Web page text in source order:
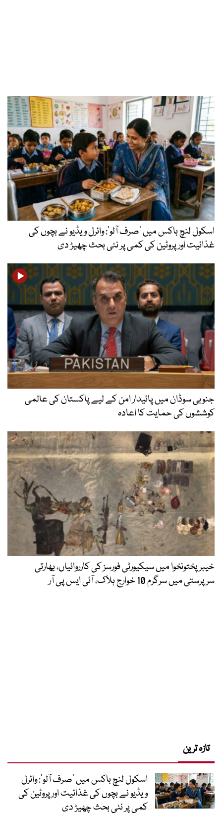
اسکول لنچ باکس میں ‘صرف آلو’: وائرل ویڈیو نے بچوں کی
غذائیت اور پروٹین کی کمی پر نئی بحث چھیڑ دی
جنوبی سوڈان میں پائیدار امن کے لیے پاکستان کی عالمی
کوششوں کی حمایت کا اعادہ
خیبرپختونخوا میں سیکیورٹی فورسز کی کارروائیاں، بھارتی
سرپرستی میں سرگرم 10 خوارج ہلاک، آئی ایس پی آر
تازہ ترین
اسکول لنچ باکس میں ‘صرف آلو’: وائرل
ویڈیو نے بچوں کی غذائیت اور پروٹین کی
کمی پر نئی بحث چھیڑ دی